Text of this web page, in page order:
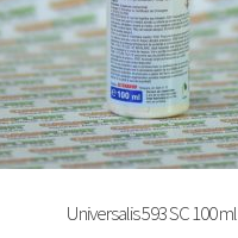
Universalis 593 SC 100 ml